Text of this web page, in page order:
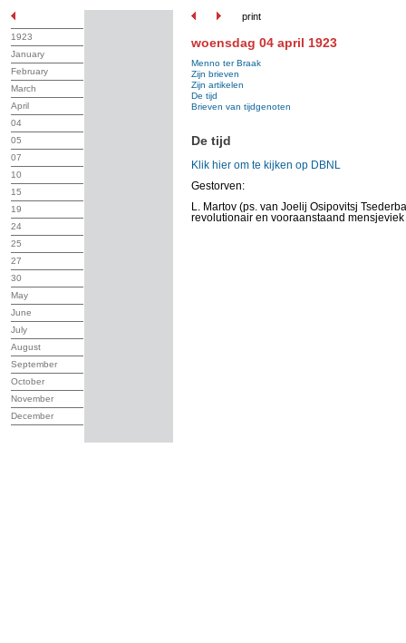
print
1923
January
February
March
April
04
05
07
10
15
19
24
25
27
30
May
June
July
August
September
October
November
December
woensdag 04 april 1923
Menno ter Braak
Zijn brieven
Zijn artikelen
De tijd
Brieven van tijdgenoten
De tijd
Klik hier om te kijken op DBNL
Gestorven:
L. Martov (ps. van Joelij Osipovitsj
revolutionair en vooraanstaand mensjeviek